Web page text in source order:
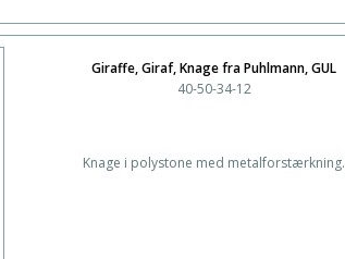
Giraffe, Giraf, Knage fra Puhlmann, GUL
40-50-34-12
Knage i polystone med metalforstærkning.